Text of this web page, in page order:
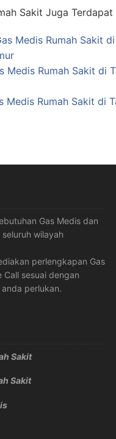
Sakit Juga
Medis Rumah Sakit
Medis Rumah Sakit di
Medis Rumah Sakit di
Gas Medis dan
wilayah
perlengkapan Gas
Call sesuai dengan
perlukan.
Sakit
Sakit